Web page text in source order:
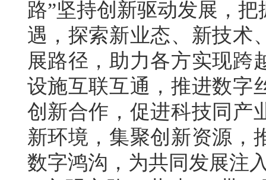
路”坚持创新驱动发展，
遇，探索新业态、新技术
展路径，助力各方实现跨
设施互联互通，推进数字
创新合作，促进科技同产
新环境，集聚创新资源，
数字鸿沟，为共同发展注